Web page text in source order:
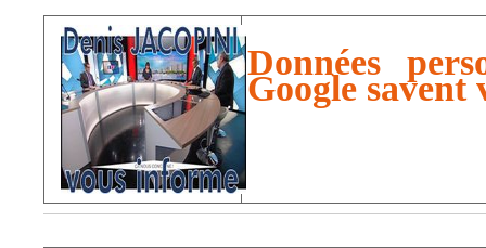
Données
Google savent